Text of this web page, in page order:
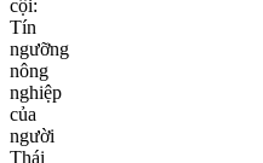
cội:
Tín
ngưỡng
nông
nghiệp
của
người
Thái